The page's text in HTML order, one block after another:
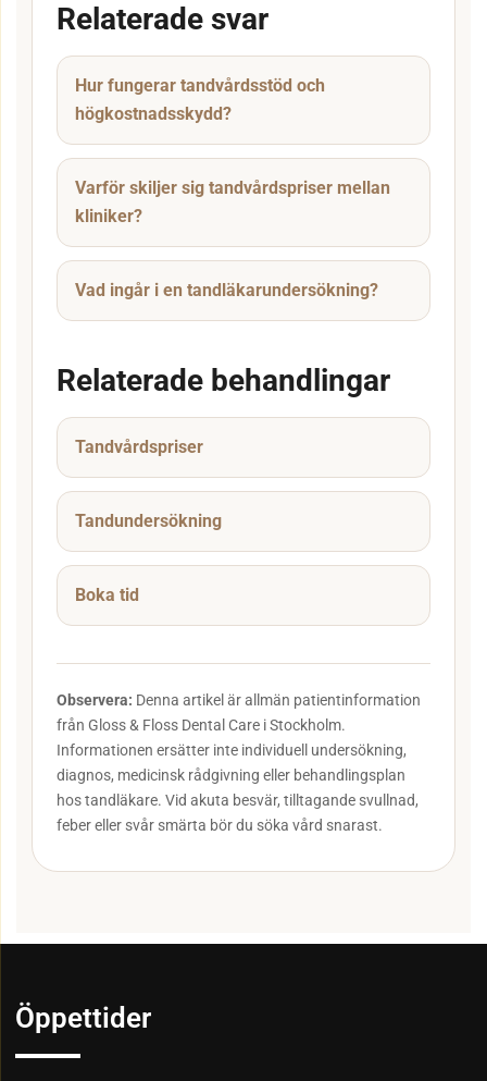
Relaterade svar
Hur fungerar tandvårdsstöd och
högkostnadsskydd?
Varför skiljer sig tandvårdspriser mellan
kliniker?
Vad ingår i en tandläkarundersökning?
Relaterade behandlingar
Tandvårdspriser
Tandundersökning
Boka tid
Observera: Denna artikel är allmän patientinformation
från Gloss & Floss Dental Care i Stockholm.
Informationen ersätter inte individuell undersökning,
diagnos, medicinsk rådgivning eller behandlingsplan
hos tandläkare. Vid akuta besvär, tilltagande svullnad,
feber eller svår smärta bör du söka vård snarast.
Öppettider